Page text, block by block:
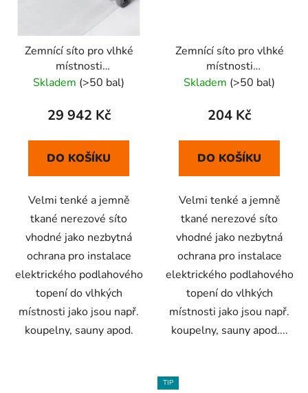
Zemnící síto pro vlhké
místnosti
150m2(nerezové)
Skladem (>50 bal)
29 942 Kč
DO KOŠÍKU
Velmi tenké a jemně
tkané nerezové síto
vhodné jako nezbytná
ochrana pro instalace
elektrického podlahového
topení do vlhkých
místnosti jako jsou např.
koupelny, sauny apod.
Zemnící síto pro vlhké
místnosti
1m2(nerezové)
Skladem (>50 bal)
204 Kč
DO KOŠÍKU
Velmi tenké a jemně
tkané nerezové síto
vhodné jako nezbytná
ochrana pro instalace
elektrického podlahového
topení do vlhkých
místnosti jako jsou např.
koupelny, sauny apod....
TIP